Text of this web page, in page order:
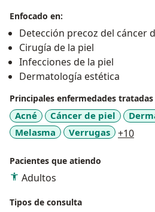
pruebas diagnósticas, junto con
establecer relaciones empáticas
fundamentales para ofrecer un
personalizado. Además, mi
compromiso con la
tanto de los últimos avances en
permitiéndome brindar a mis
opciones de tratamiento
Enfocado en:
Detección precoz del cáncer
Cirugía de la piel
Infecciones de la piel
Dermatología estética
Principales enfermedades tratadas
Acné Cáncer de piel
Melasma
Verrugas +10
Pacientes que atiendo
Adultos
Tipos de consulta